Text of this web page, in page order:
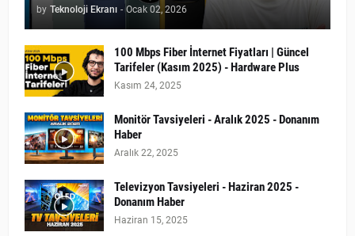
by Teknoloji Ekranı - Ocak 02, 2026
100 Mbps Fiber İnternet Fiyatları | Güncel
Tarifeler (Kasım 2025) - Hardware Plus
Kasım 24, 2025
Monitör Tavsiyeleri - Aralık 2025 - Donanım
Haber
Aralık 22, 2025
Televizyon Tavsiyeleri - Haziran 2025 -
Donanım Haber
Haziran 15, 2025